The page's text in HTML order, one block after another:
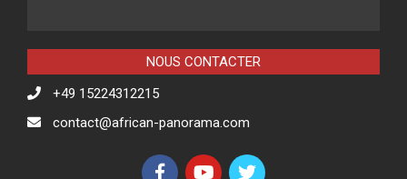
NOUS CONTACTER
+49 15224312215
contact@african-panorama.com